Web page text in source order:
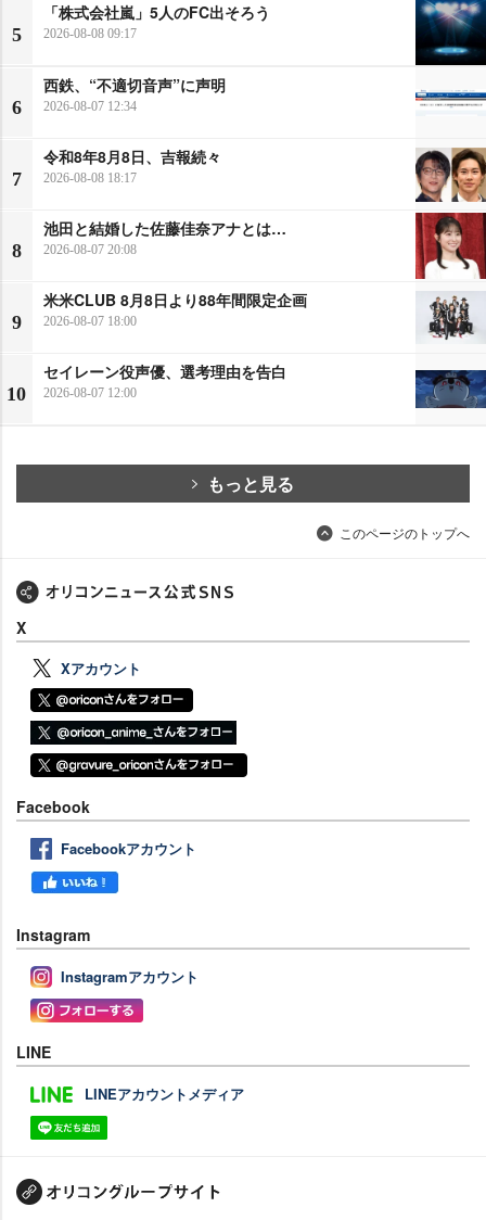
5
「株式会社嵐」5人のFC出そろう
2026-08-08 09:17
6
西鉄、“不適切音声”に声明
2026-08-07 12:34
7
令和8年8月8日、吉報続々
2026-08-08 18:17
8
池田と結婚した佐藤佳奈アナとは…
2026-08-07 20:08
9
米米CLUB 8月8日より88年間限定企画
2026-08-07 18:00
10
セイレーン役声優、選考理由を告白
2026-08-07 12:00
もっと見る
このページのトップへ
X
Xアカウント
Facebook
Facebookアカウント
Instagram
Instagramアカウント
LINE
LINEアカウントメディア